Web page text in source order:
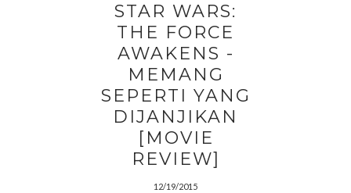
STAR WARS:
THE FORCE
AWAKENS -
MEMANG
SEPERTI YANG
DIJANJIKAN
[MOVIE
REVIEW]
12/19/2015